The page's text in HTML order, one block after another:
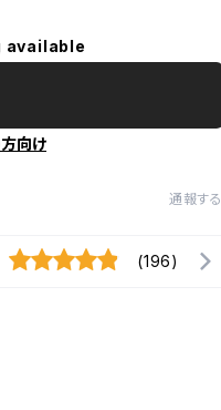
available
向け
通報する
(196)